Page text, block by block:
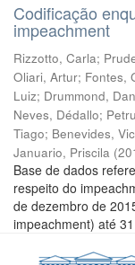
Codificação
impeachment
Rizzotto, Carla;
Oliari, Artur; Fontes,
Luiz; Drummond,
Neves, Dédallo;
Tiago; Benevides,
Januario, Priscila (
Base de dados
respeito do
de dezembro de
impeachment) até